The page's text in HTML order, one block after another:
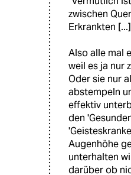
zwischen
Erkrankten
Also alle mal
weil es ja nur
Oder sie nur
abstempeln
effektiv
den
Augenhöhe
unterhalten
darüber ob